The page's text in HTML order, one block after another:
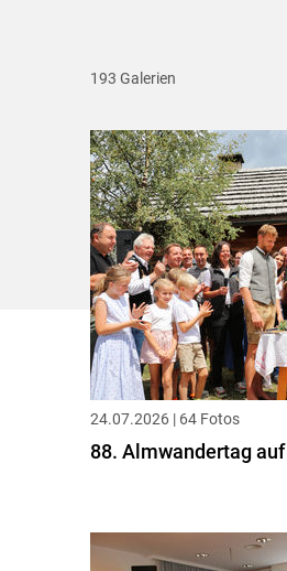
193 Galerien
24.07.2026 | 64 Fotos
88. Almwandertag